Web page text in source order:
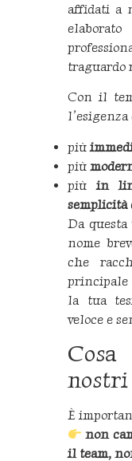
affidati a
traguardo
Con il
più
più
più in
semplicità
Da
nome
che
principale
la tua
veloce e
È
non
il team,